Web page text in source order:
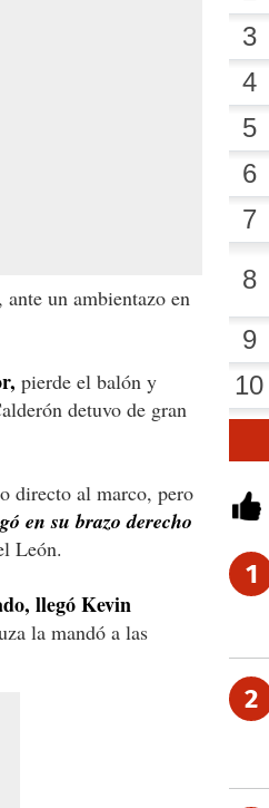
un ambientazo en
pierde el balón y
detuvo de gran
directo al marco, pero
en su brazo derecho
León.
llegó Kevin
la mandó a las
1
2